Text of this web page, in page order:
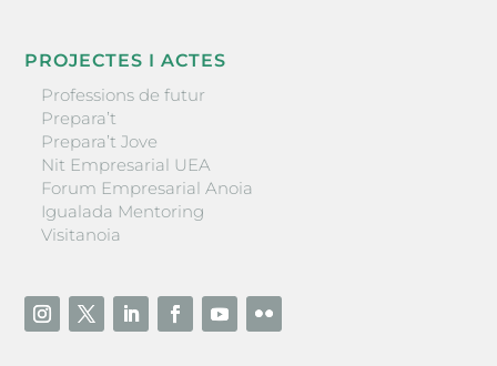
PROJECTES I ACTES
Professions de futur
Prepara’t
Prepara’t Jove
Nit Empresarial UEA
Forum Empresarial Anoia
Igualada Mentoring
Visitanoia